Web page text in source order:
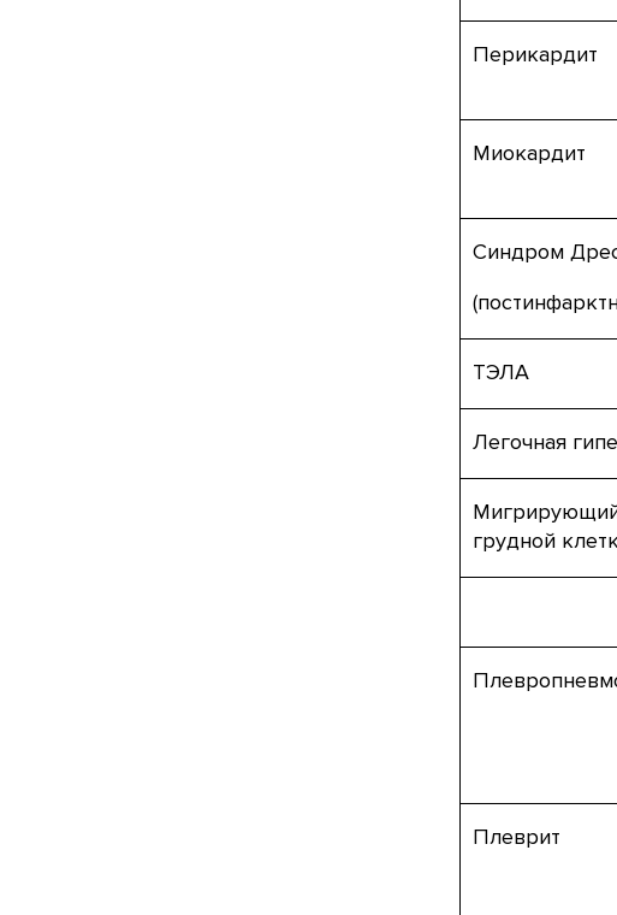
Перикардит
Миокардит
Синдром
ТЭЛА
Легочная
грудной
Плеврит